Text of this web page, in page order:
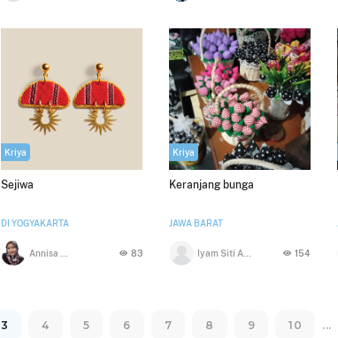
Kriya
Sejiwa
DI YOGYAKARTA
83
Kriya
Keranjang bunga
JAWA BARAT
154
3 4 5 6 7 8 9 10 ...